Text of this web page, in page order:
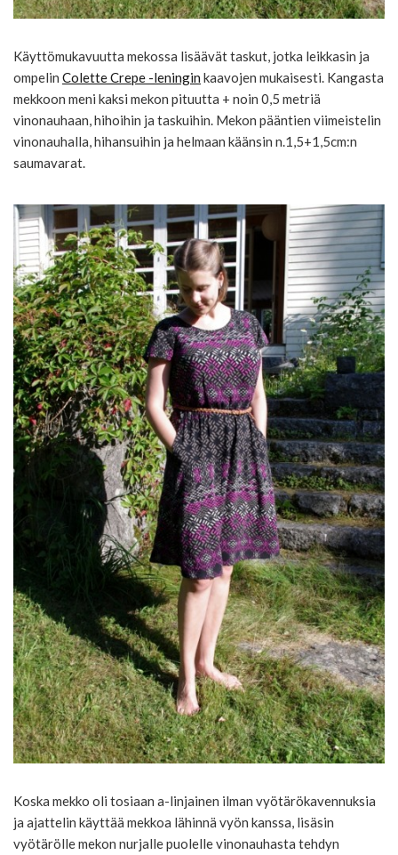
Käyttömukavuutta mekossa lisäävät taskut, jotka leikkasin ja
ompelin Colette Crepe -leningin kaavojen mukaisesti. Kangasta
mekkoon meni kaksi mekon pituutta + noin 0,5 metriä
vinonauhaan, hihoihin ja taskuihin. Mekon pääntien viimeistelin
vinonauhalla, hihansuihin ja helmaan käänsin n.1,5+1,5cm:n
saumavarat.
Koska mekko oli tosiaan a-linjainen ilman vyötärökavennuksia
ja ajattelin käyttää mekkoa lähinnä vyön kanssa, lisäsin
vyötärölle mekon nurjalle puolelle vinonauhasta tehdyn